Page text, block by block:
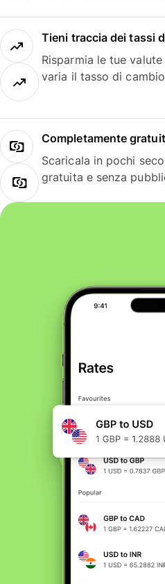
Tieni traccia dei tassi
Risparmia le tue
varia il tasso di
Completamente
Scaricala in pochi
gratuita e senza